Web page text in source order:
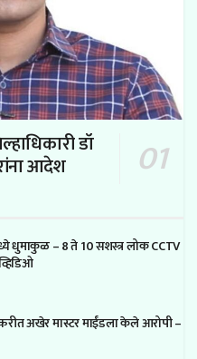
डॉ
आदेश
धुमाकुळ – 8 ते 10 सशस्त्र लोक CCTV
अखेर मास्टर माईंडला केले आरोपी –